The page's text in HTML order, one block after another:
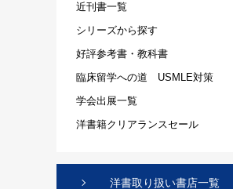
近刊書一覧
シリーズから探す
好評参考書・教科書
臨床留学への道 USMLE対策
学会出展一覧
洋書籍クリアランスセール
洋書取り扱い書店一覧